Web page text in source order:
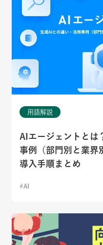
用語解説
AIエージェントとは
事例（部門別と業界
導入手順まとめ
AI